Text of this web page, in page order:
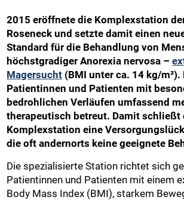
2015 eröffnete die Komplexstation
Roseneck und setzte damit einen
Standard für die Behandlung von
höchstgradiger Anorexia nervosa –
Magersucht (BMI unter ca. 14 kg/m²).
Patientinnen und Patienten mit
bedrohlichen Verläufen umfassend
therapeutisch betreut. Damit schließt
Komplexstation eine
die oft andernorts keine geeignete
Die spezialisierte Station richtet sich
Patientinnen und Patienten mit einem
Body Mass Index (BMI), starkem